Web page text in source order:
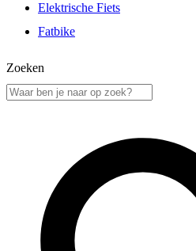
Elektrische Fiets
Fatbike
Zoeken